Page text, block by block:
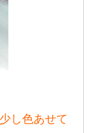
し色あせて